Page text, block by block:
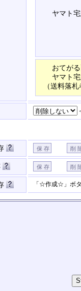
ヤマト
おてが
ヤマト
（送料落
「☆作成☆」ボ